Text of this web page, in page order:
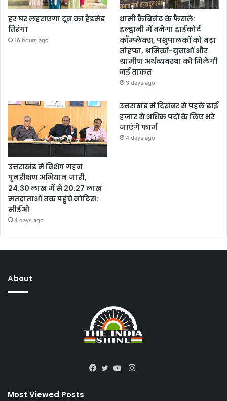
हर घर लहराएगा दून का हैंडमेड
तिरंगा
16 hours ago
धामी कैबिनेट के फैसले:
हल्द्वानी में बनेगा हाईकोर्ट
कॉम्प्लेक्स, पशुपालकों को बड़ा
तोहफा, श्रमिकों-युवाओं और
ग्रामीण अर्थव्यवस्था को मिलेगी
नई ताकत
3 days ago
उत्तराखंड में विशेष गहन
पुनरीक्षण अभियान जारी,
24.30 लाख में से 20.27 लाख
मतदाताओं तक पहुंचे नोटिस:
सीईओ
4 days ago
उत्तराखंड में दिसंबर से पहले ढाई
हजार से अधिक पदों के लिए भरे
जाएंगे फार्म
4 days ago
About
Instagram
Most Viewed Posts